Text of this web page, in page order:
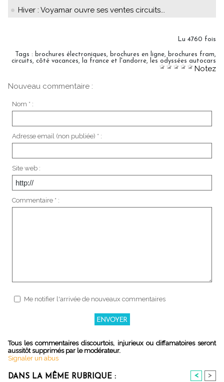
Hiver : Voyamar ouvre ses ventes circuits...
Lu 4760 fois
Tags : brochures électroniques, brochures en ligne, brochures fram,
circuits, côté vacances, la france et l'andorre, les odyssées autocars
Notez
Nouveau commentaire :
Nom * :
Adresse email (non publiée) * :
Site web :
Commentaire * :
Me notifier l'arrivée de nouveaux commentaires
Tous les commentaires discourtois, injurieux ou diffamatoires seront
aussitôt supprimés par le modérateur.
Signaler un abus
DANS LA MÊME RUBRIQUE : < >